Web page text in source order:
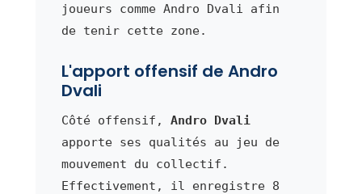
joueurs comme Andro Dvali afin
de tenir cette zone.
L'apport offensif de Andro
Dvali
Côté offensif, Andro Dvali
apporte ses qualités au jeu de
mouvement du collectif.
Effectivement, il enregistre 8